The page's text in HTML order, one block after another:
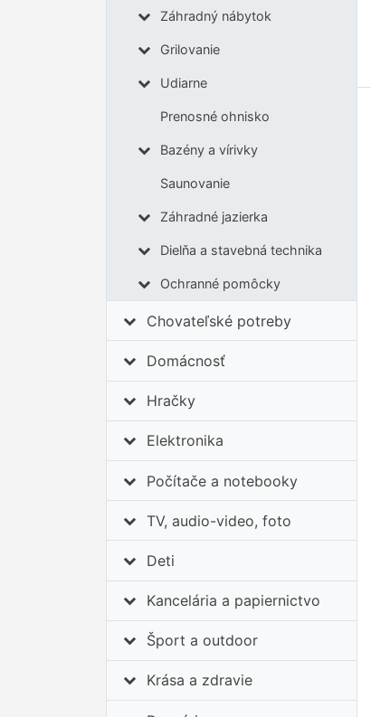
Záhradný nábytok
Grilovanie
Udiarne
Prenosné ohnisko
Bazény a vírivky
Saunovanie
Záhradné jazierka
Dielňa a stavebná technika
Ochranné pomôcky
Chovateľské potreby
Domácnosť
Hračky
Elektronika
Počítače a notebooky
TV, audio-video, foto
Deti
Kancelária a papiernictvo
Šport a outdoor
Krása a zdravie